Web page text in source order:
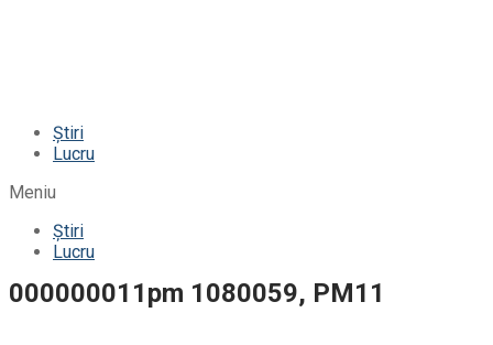
Știri
Lucru
Meniu
Știri
Lucru
000000011pm 1080059, PM11